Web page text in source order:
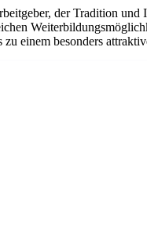
der Tradition
einem besonders